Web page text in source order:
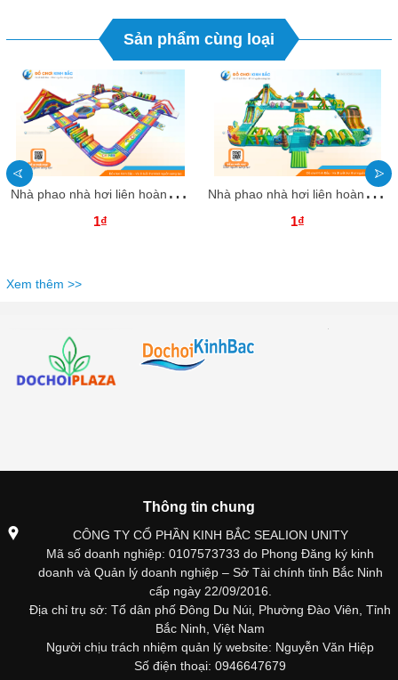
Sản phẩm cùng loại
N
hà phao nhà hơi liên hoàn NPNHLHKB61 Dochoikinhbac - Khu trò chơi phao hơi vui nhộn
1₫
N
hà phao nhà hơi liên hoàn NPNHLHKB60 Dochoikinhbac - Khu trò chơi phao hơi vui nhộn
1₫
Xem thêm >>
Thông tin chung
CÔNG TY CỔ PHẦN KINH BẮC SEALION UNITY
Mã số doanh nghiệp: 0107573733 do Phong Đăng ký kinh
doanh và Quản lý doanh nghiệp – Sở Tài chính tỉnh Bắc Ninh
cấp ngày 22/09/2016.
Địa chỉ trụ sở: Tổ dân phố Đông Du Núi, Phường Đào Viên, Tỉnh
Bắc Ninh, Việt Nam
Người chịu trách nhiệm quản lý website: Nguyễn Văn Hiệp
Số điện thoại: 0946647679